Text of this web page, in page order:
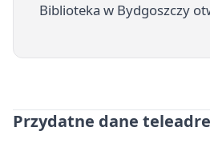
Biblioteka w Bydgoszczy
Przydatne dane